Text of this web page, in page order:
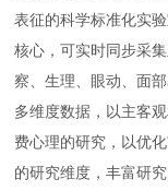
表征的科学标准化实
核心，可实时同步采
察、生理、眼动、面
多维度数据，以主客
费心理的研究，以优
的研究维度，丰富研究